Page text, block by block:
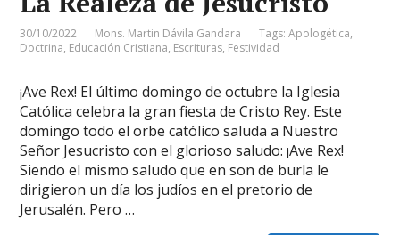
30/10/2022 Mons. Martin Dávila Gandara Tags:Apologética,
Doctrina, Educación Cristiana, Escrituras, Festividad
¡Ave Rex! El último domingo de octubre la Iglesia
Católica celebra la gran fiesta de Cristo Rey. Este
domingo todo el orbe católico saluda a Nuestro
Señor Jesucristo con el glorioso saludo: ¡Ave Rex!
Siendo el mismo saludo que en son de burla le
dirigieron un día los judíos en el pretorio de
Jerusalén. Pero …